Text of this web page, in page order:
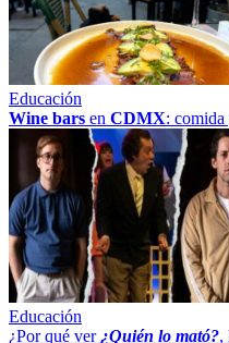
Educación
Wine bars en CDMX: comida
Educación
¿Por qué ver ¿Quién lo mató?,